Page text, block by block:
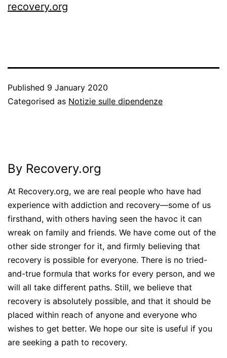
recovery.org
Published 9 January 2020
Categorised as Notizie sulle dipendenze
By Recovery.org
At Recovery.org, we are real people who have had
experience with addiction and recovery—some of us
firsthand, with others having seen the havoc it can
wreak on family and friends. We have come out of the
other side stronger for it, and firmly believing that
recovery is possible for everyone. There is no tried-
and-true formula that works for every person, and we
will all take different paths. Still, we believe that
recovery is absolutely possible, and that it should be
placed within reach of anyone and everyone who
wishes to get better. We hope our site is useful if you
are seeking a path to recovery.